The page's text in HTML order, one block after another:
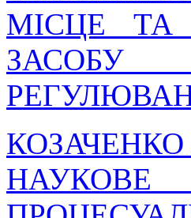
МІСЦЕ ТА
ЗАСОБУ
КОЗАЧЕНКО
НАУКОВЕ